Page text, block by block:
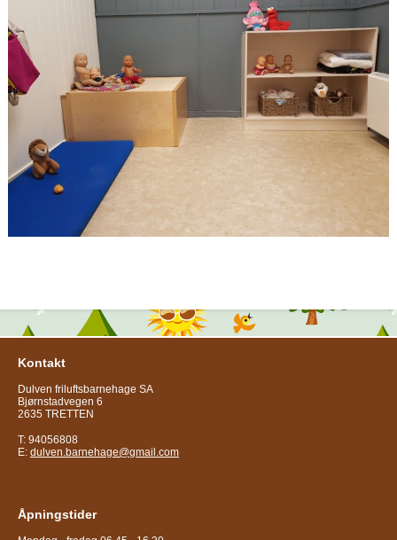
Kontakt
Dulven friluftsbarnehage SA
Bjørnstadvegen 6
2635 TRETTEN
T: 94056808
E: dulven.barnehage@gmail.com
Åpningstider